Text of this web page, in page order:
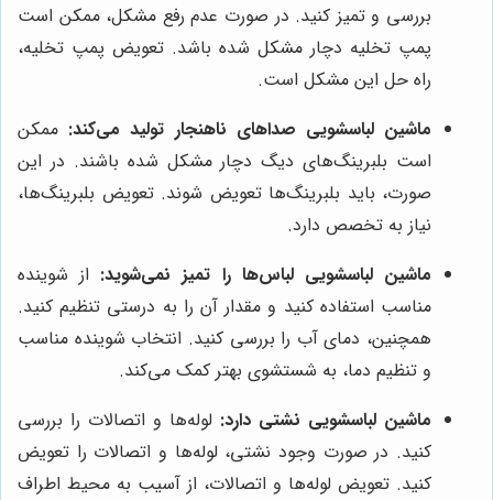
بررسی و تمیز کنید. در صورت عدم رفع مشکل، ممکن است
پمپ تخلیه دچار مشکل شده باشد. تعویض پمپ تخلیه،
راه حل این مشکل است.
ماشین لباسشویی صداهای ناهنجار تولید می‌کند: ممکن
است بلبرینگ‌های دیگ دچار مشکل شده باشند. در این
صورت، باید بلبرینگ‌ها تعویض شوند. تعویض بلبرینگ‌ها،
نیاز به تخصص دارد.
ماشین لباسشویی لباس‌ها را تمیز نمی‌شوید: از شوینده
مناسب استفاده کنید و مقدار آن را به درستی تنظیم کنید.
همچنین، دمای آب را بررسی کنید. انتخاب شوینده مناسب
و تنظیم دما، به شستشوی بهتر کمک می‌کند.
ماشین لباسشویی نشتی دارد: لوله‌ها و اتصالات را بررسی
کنید. در صورت وجود نشتی، لوله‌ها و اتصالات را تعویض
کنید. تعویض لوله‌ها و اتصالات، از آسیب به محیط اطراف